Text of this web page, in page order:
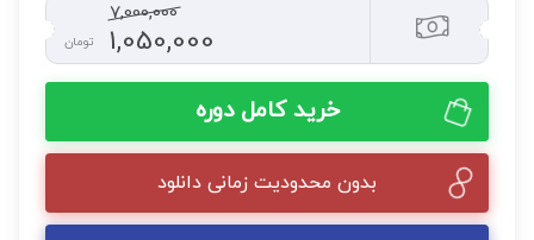
7,000,000
1,050,000 تومان
خرید کامل دوره
بدون محدودیت زمانی دانلود